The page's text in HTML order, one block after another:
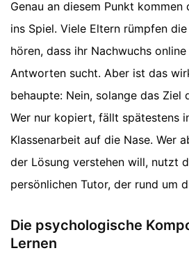
Genau an diesem Punkt
ins Spiel. Viele Eltern rümpfen
hören, dass ihr Nachwuchs
Antworten sucht. Aber ist das
behaupte: Nein, solange das Ziel
Wer nur kopiert, fällt spätestens
Klassenarbeit auf die Nase. Wer
der Lösung verstehen will, nutzt
persönlichen Tutor, der rund um
Die psychologische
Lernen